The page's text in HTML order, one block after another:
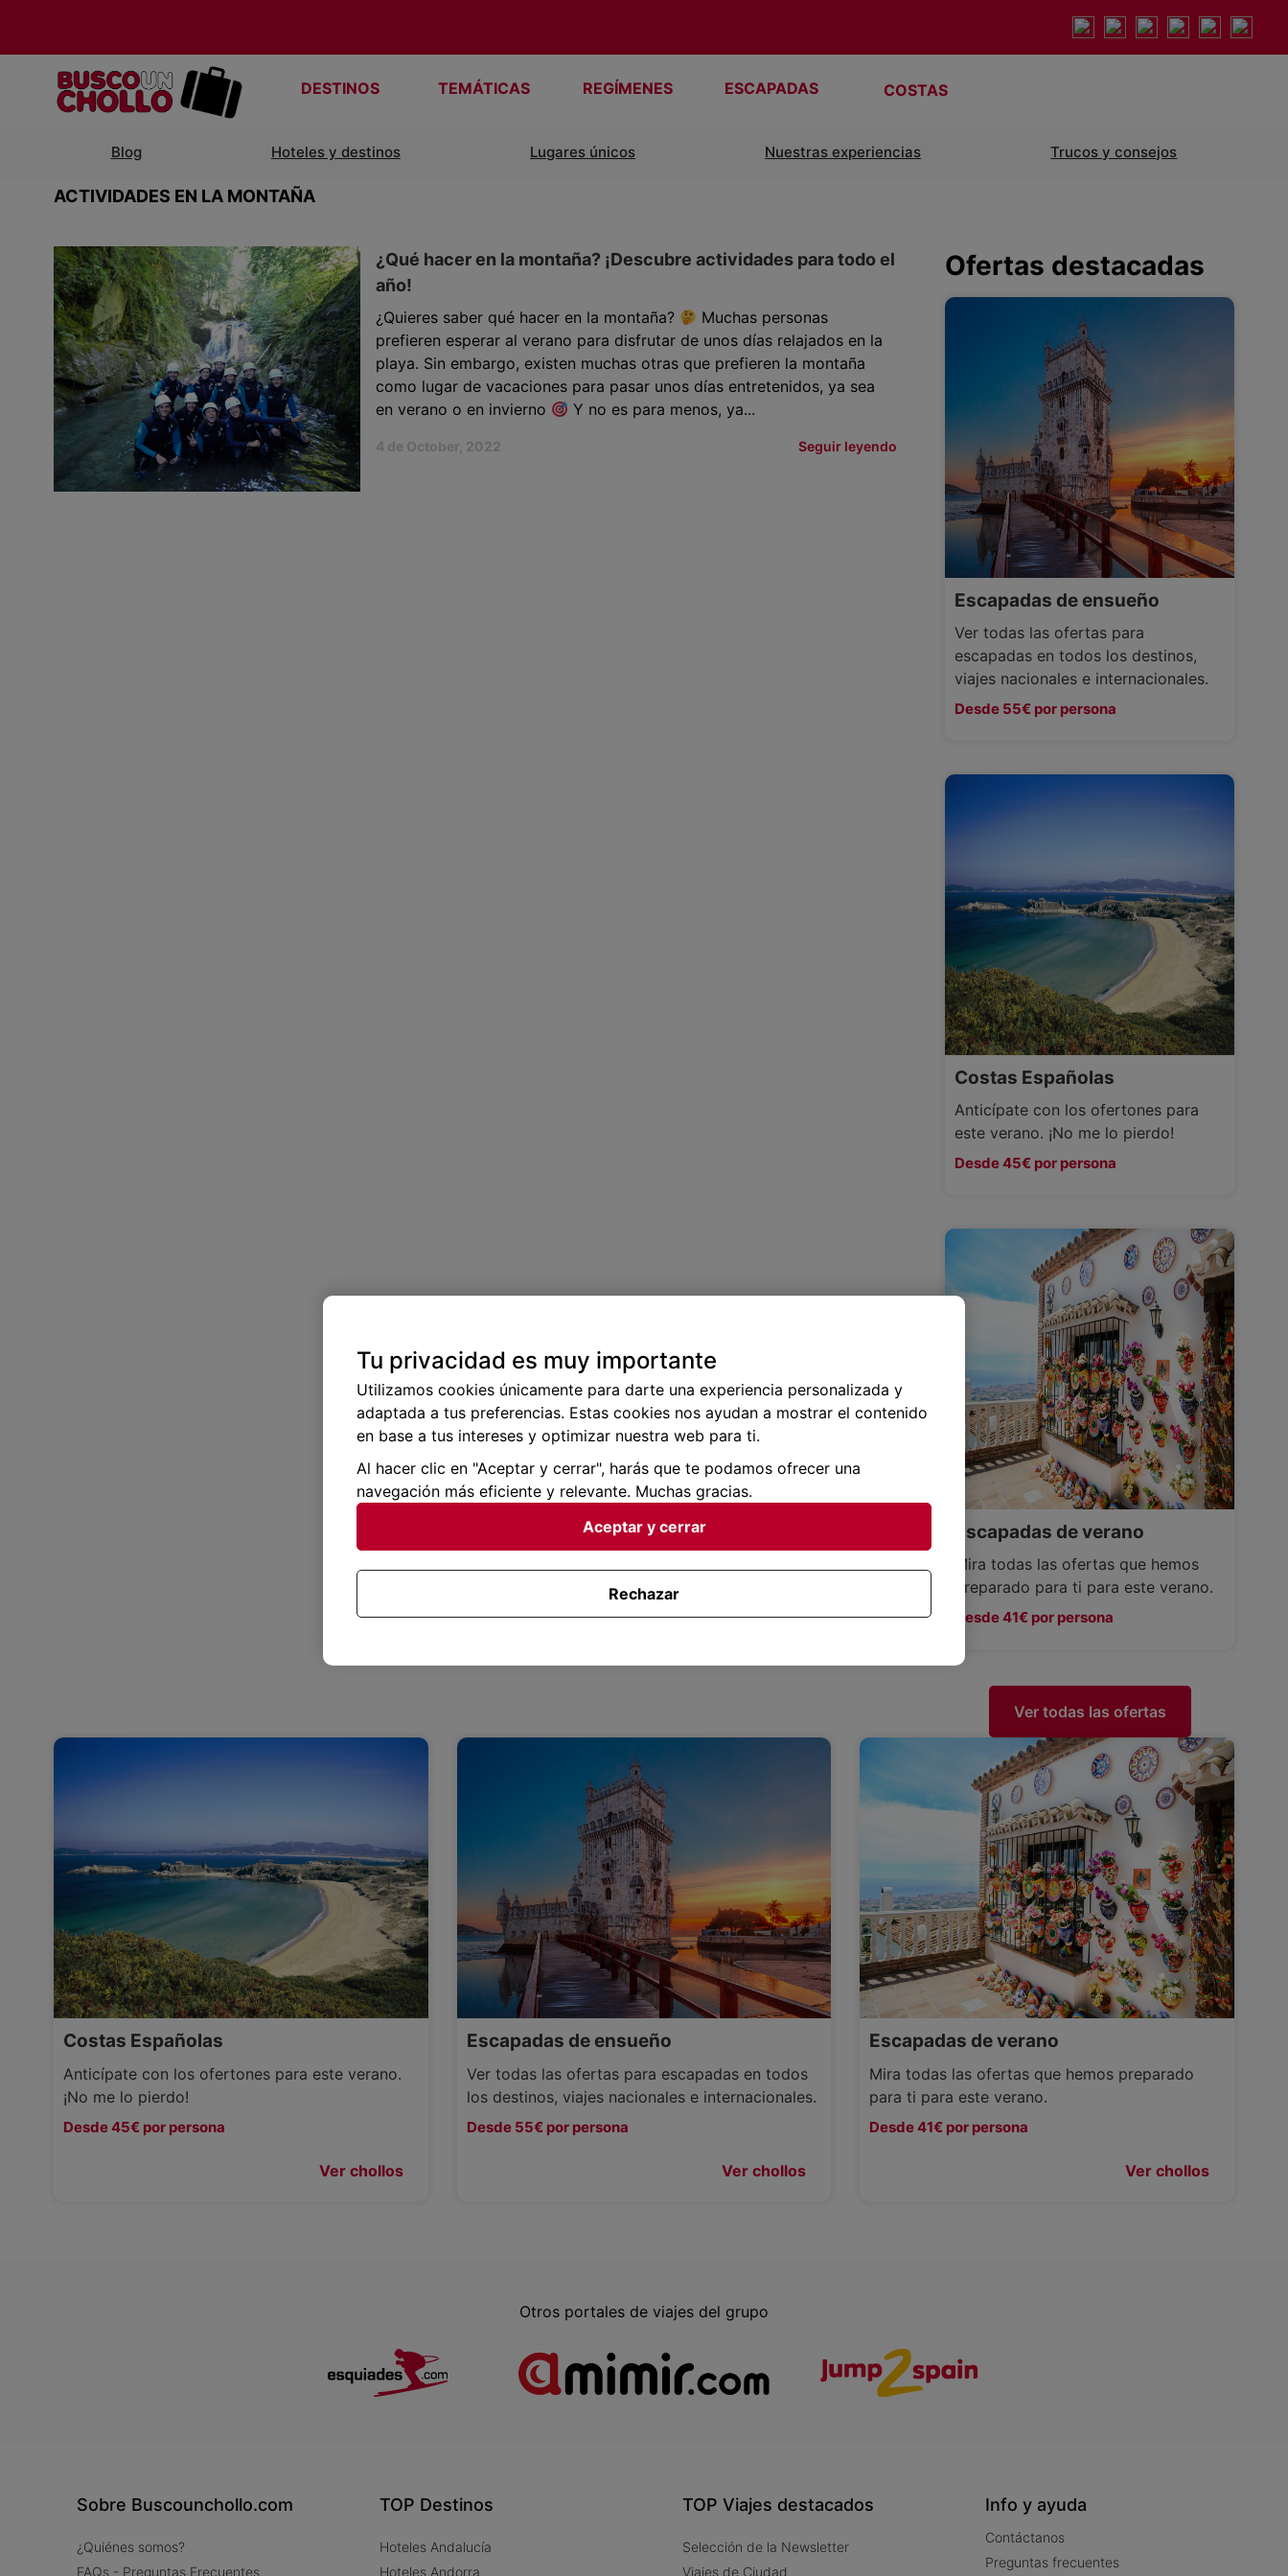
DESTINOS TEMÁTICAS REGÍMENES ESCAPADAS COSTAS
Blog Hoteles y destinos Lugares únicos Nuestras experiencias Trucos y consejos
ACTIVIDADES EN LA MONTAÑA
¿Qué hacer en la montaña? ¡Descubre actividades para todo el
año!
¿Quieres saber qué hacer en la montaña?
Muchas personas
prefieren esperar al verano para disfrutar de unos días relajados en la
playa. Sin embargo, existen muchas otras que prefieren la montaña
como lugar de vacaciones para pasar unos días entretenidos, ya sea
en verano o en invierno
Y no es para menos, ya...
4 de October, 2022 Seguir leyendo
Ofertas destacadas
Escapadas de ensueño
Ver todas las ofertas para
escapadas en todos los destinos,
viajes nacionales e internacionales.
Desde 55€ por persona
Costas Españolas
Anticípate con los ofertones para
este verano. ¡No me lo pierdo!
Desde 45€ por persona
Escapadas de verano
Mira todas las ofertas que hemos
preparado para ti para este verano.
Desde 41€ por persona
Ver todas las ofertas
Costas Españolas
Anticípate con los ofertones para este verano.
¡No me lo pierdo!
Desde 45€ por persona
Ver chollos
Escapadas de ensueño
Ver todas las ofertas para escapadas en todos
los destinos, viajes nacionales e internacionales.
Desde 55€ por persona
Ver chollos
Escapadas de verano
Mira todas las ofertas que hemos preparado
para ti para este verano.
Desde 41€ por persona
Ver chollos
Otros portales de viajes del grupo
Sobre Buscounchollo.com
¿Quiénes somos?
FAQs - Preguntas Frecuentes
TOP Destinos
Hoteles Andalucía
Hoteles Andorra
TOP Viajes destacados
Selección de la Newsletter
Viajes de Ciudad
Info y ayuda
Contáctanos
Preguntas frecuentes
Tu privacidad es muy importante
Utilizamos cookies únicamente para darte una experiencia personalizada y
adaptada a tus preferencias. Estas cookies nos ayudan a mostrar el contenido
en base a tus intereses y optimizar nuestra web para ti.
Al hacer clic en "Aceptar y cerrar", harás que te podamos ofrecer una
navegación más eficiente y relevante. Muchas gracias.
Aceptar y cerrar
Rechazar